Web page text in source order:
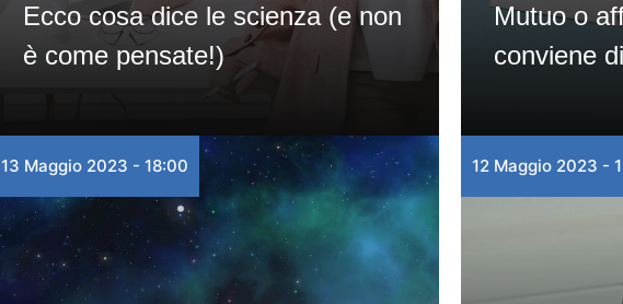
Ecco cosa dice le scienza (e non
è come pensate!)
Mutuo o
conviene
13 Maggio 2023 - 18:00 12 Maggio 2023 -